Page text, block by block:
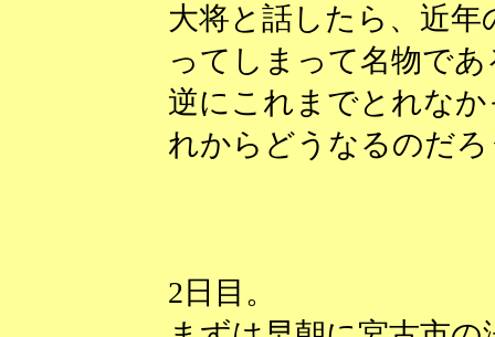
大将と話したら、近
ってしまって名物で
逆にこれまでとれな
れからどうなるのだ
2日目。